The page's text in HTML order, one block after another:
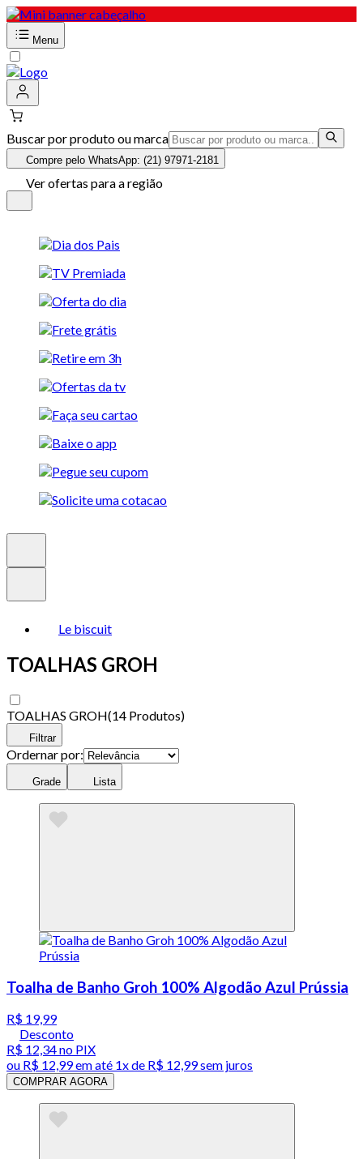
Menu
Buscar por produto ou marca
Compre pelo WhatsApp: (21) 97971-2181
Ver ofertas para a região
Le biscuit
TOALHAS GROH
TOALHAS GROH(14 Produtos)
Filtrar
Ordernar por:
Grade Lista
Toalha de Banho Groh 100% Algodão Azul Prússia
R$ 19,99
Desconto
R$ 12,34no PIX
ou R$ 12,99em até 1x de R$ 12,99sem juros
COMPRAR AGORA